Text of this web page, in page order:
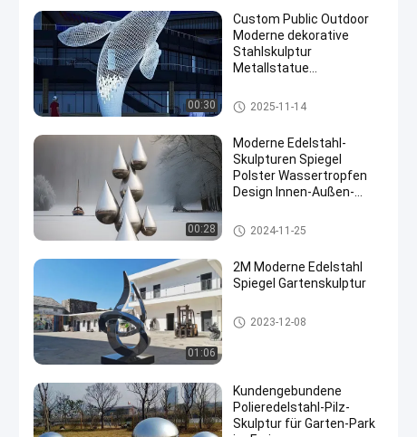
00:30
Custom Public Outdoor
Moderne dekorative
Stahlskulptur
Metallstatue
Gemalte Metallskulptur
2025-11-14
00:28
Moderne Edelstahl-
Skulpturen Spiegel
Polster Wassertropfen
Design Innen-Außen-
Metall Ornamente
Edelstahl-Skulptur
2024-11-25
01:06
2M Moderne Edelstahl
Spiegel Gartenskulptur
Edelstahl-Skulptur
2023-12-08
Kundengebundene
Polieredelstahl-Pilz-
Skulptur für Garten-Park